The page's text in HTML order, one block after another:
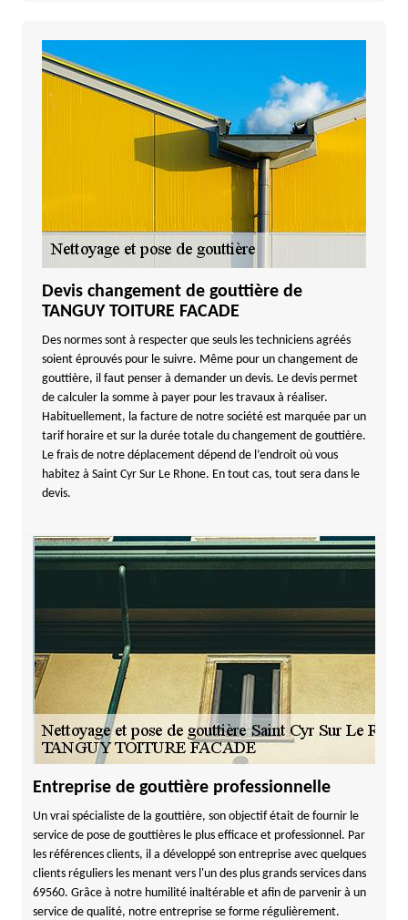
Devis changement de gouttière de
TANGUY TOITURE FACADE
Des normes sont à respecter que seuls les techniciens agréés
soient éprouvés pour le suivre. Même pour un changement de
gouttière, il faut penser à demander un devis. Le devis permet
de calculer la somme à payer pour les travaux à réaliser.
Habituellement, la facture de notre société est marquée par un
tarif horaire et sur la durée totale du changement de gouttière.
Le frais de notre déplacement dépend de l’endroit où vous
habitez à Saint Cyr Sur Le Rhone. En tout cas, tout sera dans le
devis.
Entreprise de gouttière professionnelle
Un vrai spécialiste de la gouttière, son objectif était de fournir le
service de pose de gouttières le plus efficace et professionnel. Par
les références clients, il a développé son entreprise avec quelques
clients réguliers les menant vers l'un des plus grands services dans
69560. Grâce à notre humilité inaltérable et afin de parvenir à un
service de qualité, notre entreprise se forme régulièrement.